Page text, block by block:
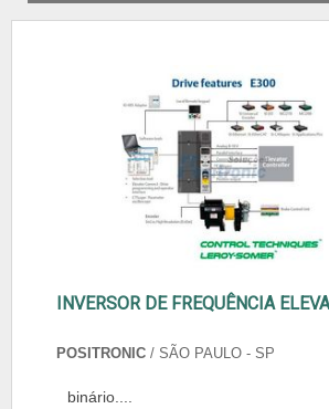
INVERSOR DE FREQUÊNCIA
POSITRONIC / SÃO PAULO - SP
binário....